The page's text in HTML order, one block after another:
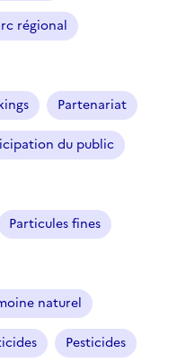
régional
Partenariat
du public
Particules fines
naturel
Pesticides